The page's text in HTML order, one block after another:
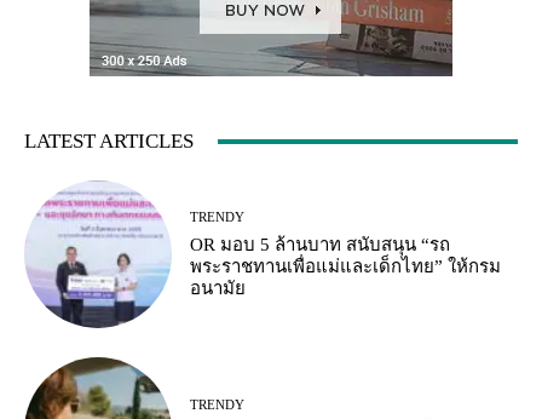
LATEST ARTICLES
TRENDY
OR มอบ 5 ล้านบาท สนับสนุน “รถ
พระราชทานเพื่อแม่และเด็กไทย” ให้กรม
อนามัย
TRENDY